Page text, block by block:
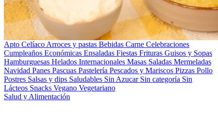
Apto Celíaco Arroces y pastas Bebidas Carne Celebraciones
Cumpleaños Económicas Ensaladas Fiestas Frituras Guisos y Sopas
Hamburguesas Helados Internacionales Masas Saladas Mermeladas
Navidad Panes Pascuas Pastelería Pescados y Mariscos Pizzas Pollo
Postres Salsas y dips Saludables Sin Azucar Sin categoría Sin
Lácteos Snacks Vegano Vegetariano
Salud y Alimentación